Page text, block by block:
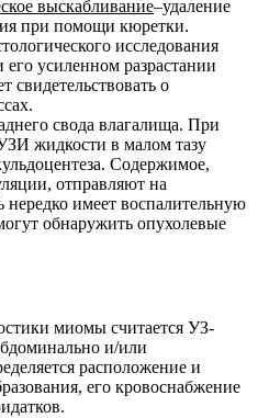
выскабливание–удаление
при помощи кюретки.
исследования
усиленном разрастании
свидетельствовать о
свода влагалища. При
жидкости в малом тазу
Содержимое,
отправляют на
нередко имеет воспалительную
обнаружить опухолевые
миомы считается УЗ-
и/или
расположение и
его кровоснабжение